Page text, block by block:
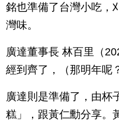
銘也準備了台灣小吃，
灣味。
廣達董事長 林百里（
經到齊了，（那明年呢
廣達則是準備了，由杯
糕」，跟黃仁勳分享。